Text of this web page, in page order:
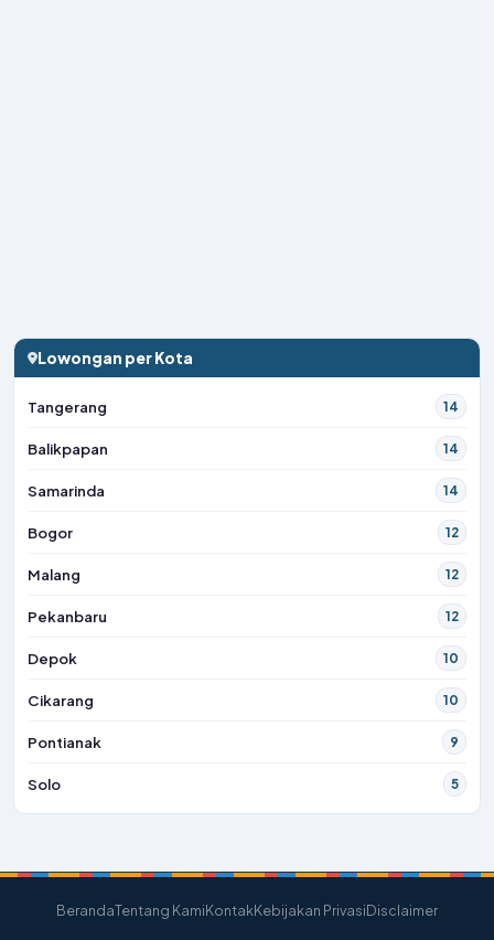
Lowongan per Kota
Tangerang 14
Balikpapan 14
Samarinda 14
Bogor 12
Malang 12
Pekanbaru 12
Depok 10
Cikarang 10
Pontianak 9
Solo 5
BerandaTentang KamiKontakKebijakan PrivasiDisclaimer